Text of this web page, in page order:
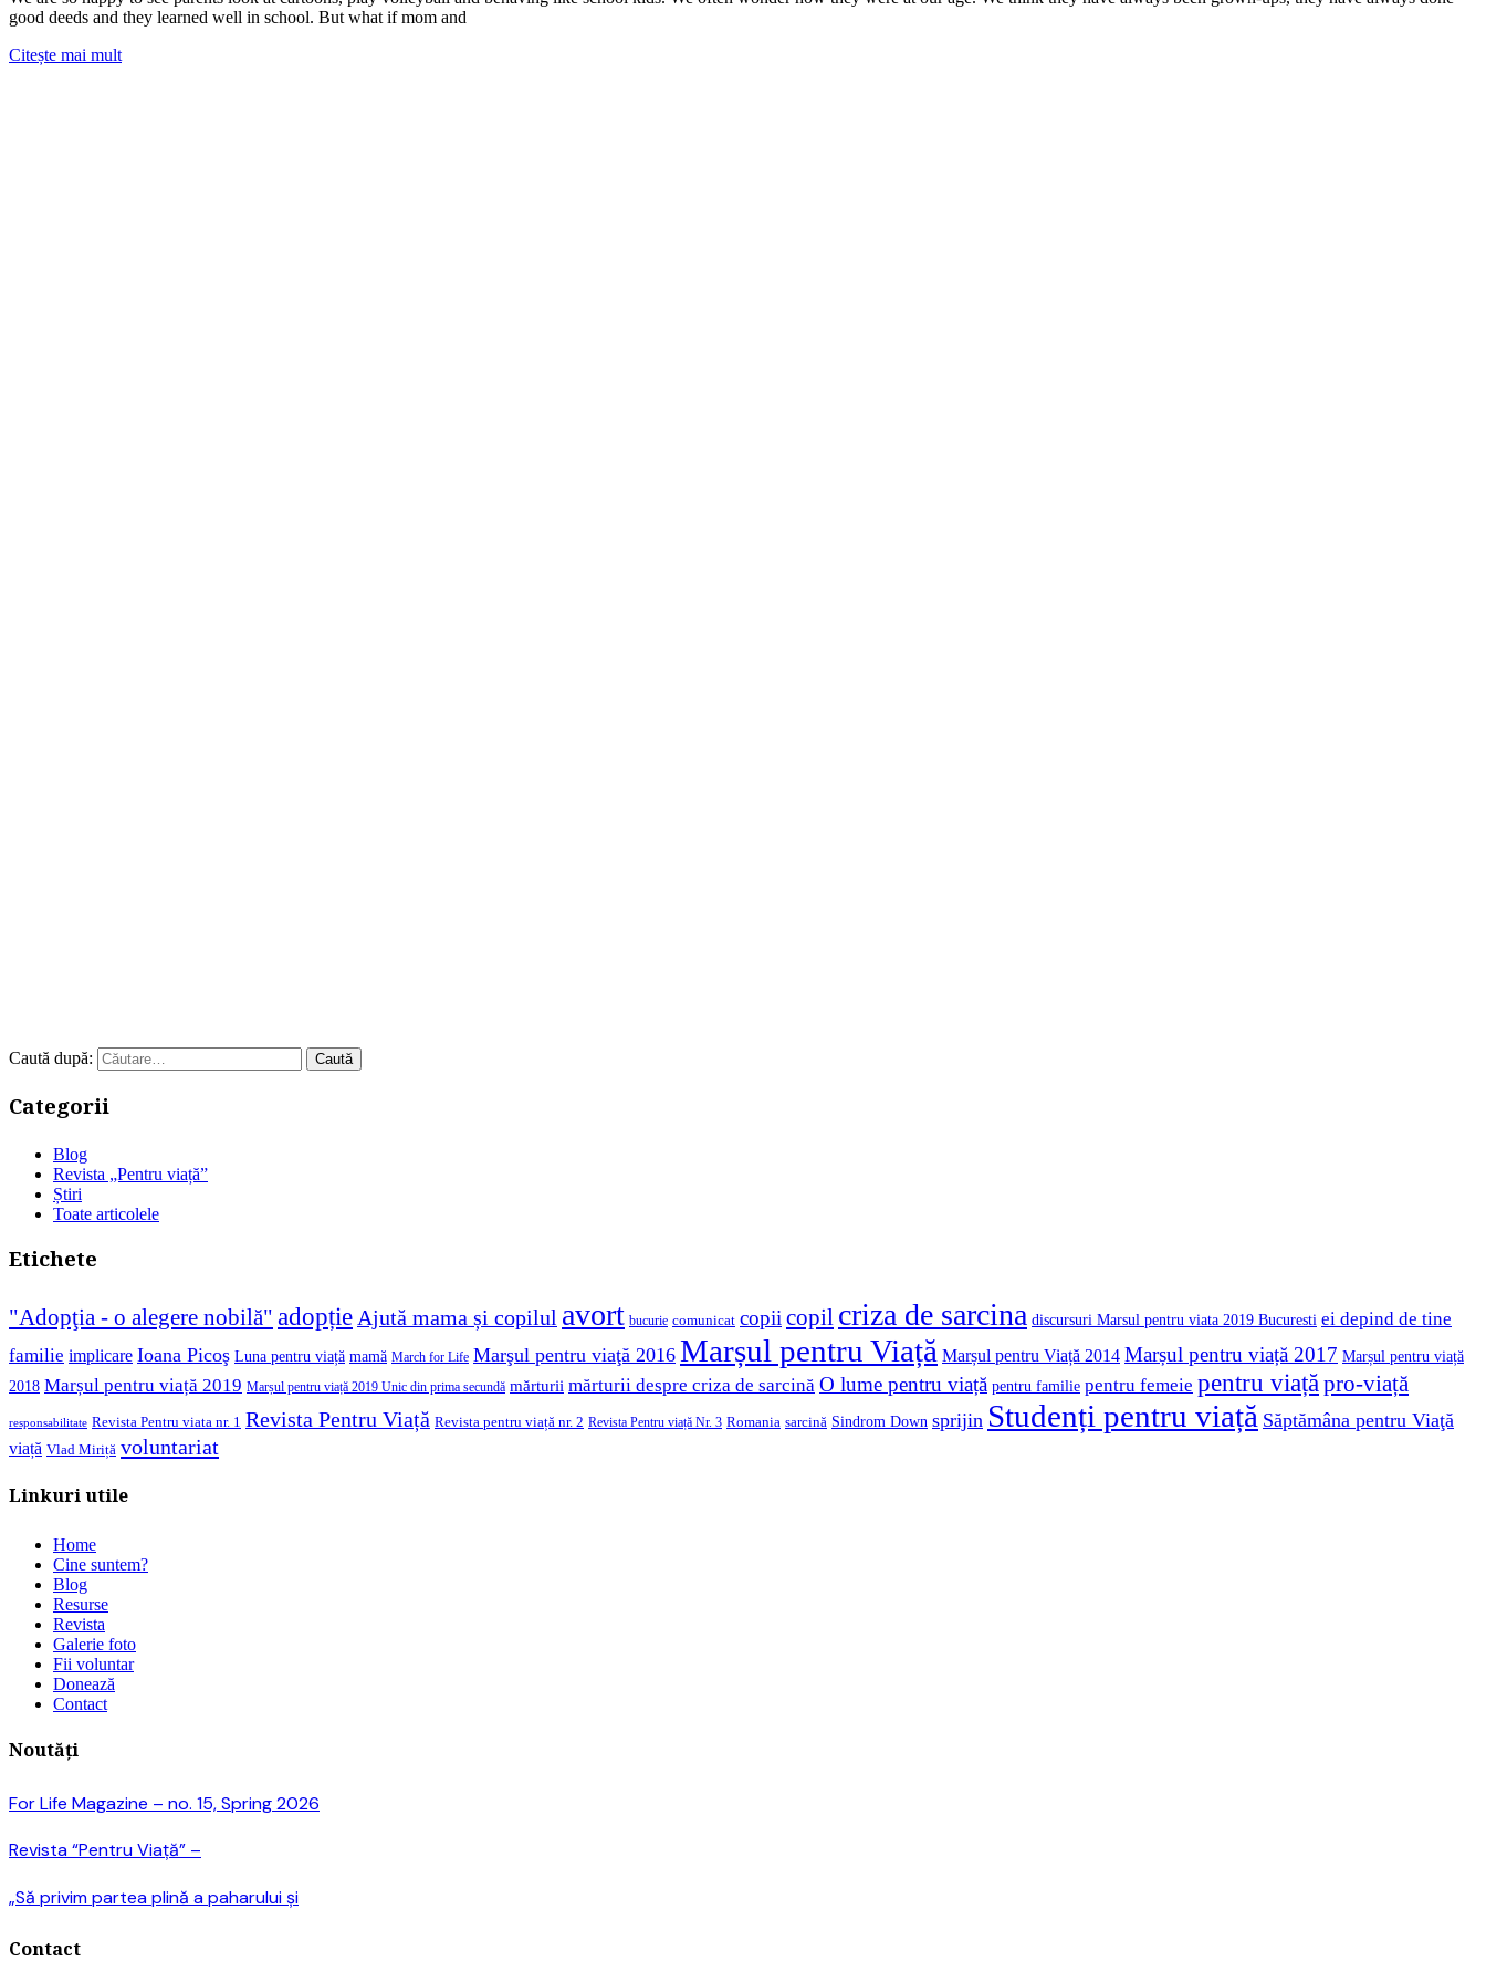
good deeds and they learned well in school. But what if mom and
Citește mai mult
Caută după:
Categorii
Blog
Revista „Pentru viață”
Știri
Toate articolele
Etichete
"Adopţia - o alegere nobilă" adopție Ajută mama și copilul avort bucurie comunicat copii copil criza de sarcina discursuri Marsul pentru viata 2019 Bucuresti ei depind de tine
familie implicare Ioana Picoş Luna pentru viață mamă March for Life Marşul pentru viaţă 2016 Marșul pentru Viață Marșul pentru Viață 2014 Marșul pentru viață 2017 Marșul pentru viață
2018 Marșul pentru viață 2019 Marșul pentru viață 2019 Unic din prima secundă mărturii mărturii despre criza de sarcină O lume pentru viață pentru familie pentru femeie pentru viațăpro-viață
responsabilitate Revista Pentru viata nr. 1 Revista Pentru Viață Revista pentru viață nr. 2 Revista Pentru viață Nr. 3 Romania sarcină Sindrom Down sprijin Studenți pentru viață Săptămâna pentru Viaţă
viață Vlad Miriță voluntariat
Linkuri utile
Home
Cine suntem?
Blog
Resurse
Revista
Galerie foto
Fii voluntar
Donează
Contact
Noutăți
For Life Magazine – no. 15, Spring 2026
Revista “Pentru Viață” –
„Să privim partea plină a paharului și
Contact